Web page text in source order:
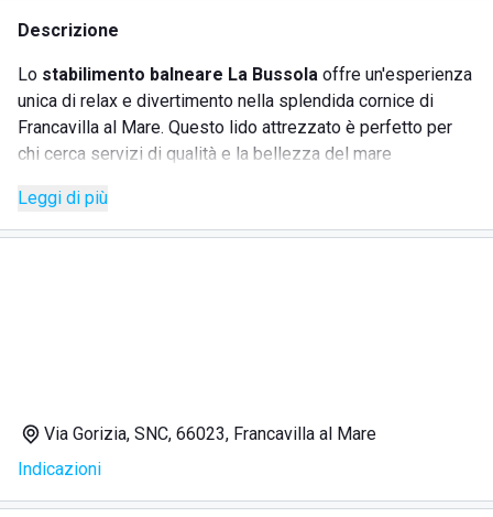
Descrizione
Lo stabilimento balneare La Bussola offre un'esperienza
unica di relax e divertimento nella splendida cornice di
Francavilla al Mare. Questo lido attrezzato è perfetto per
chi cerca servizi di qualità e la bellezza del mare
momenti indimenticabili sotto il sole, con una vasta gamma
di servizi dedicati sia agli adulti che ai più piccoli.
DOVE SI TROVA LA BUSSOLA
Leggi di più
Via Gorizia, SNC, 66023, Francavilla al Mare
Indicazioni